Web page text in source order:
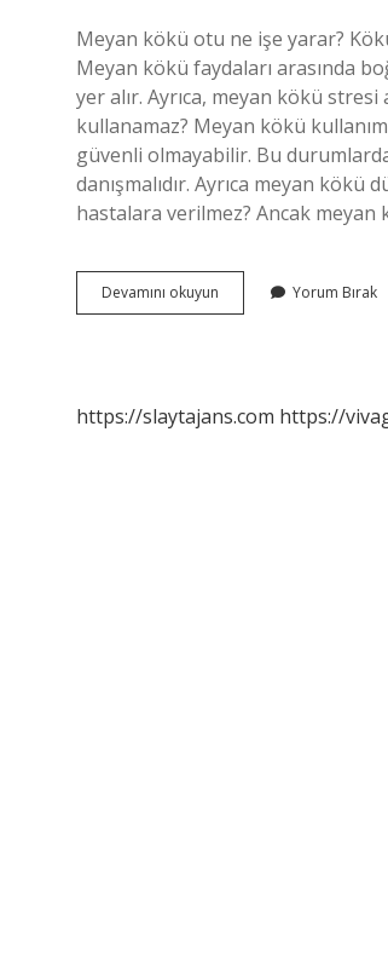
Meyan kökü otu ne işe yarar?
Meyan kökü faydaları arasında
yer alır. Ayrıca, meyan kökü
kullanamaz? Meyan kökü
güvenli olmayabilir. Bu
danışmalıdır. Ayrıca meyan
hastalara verilmez? Ancak
Devamını okuyun
Kökü
Yorum Bırak
https://slaytajans.com https://